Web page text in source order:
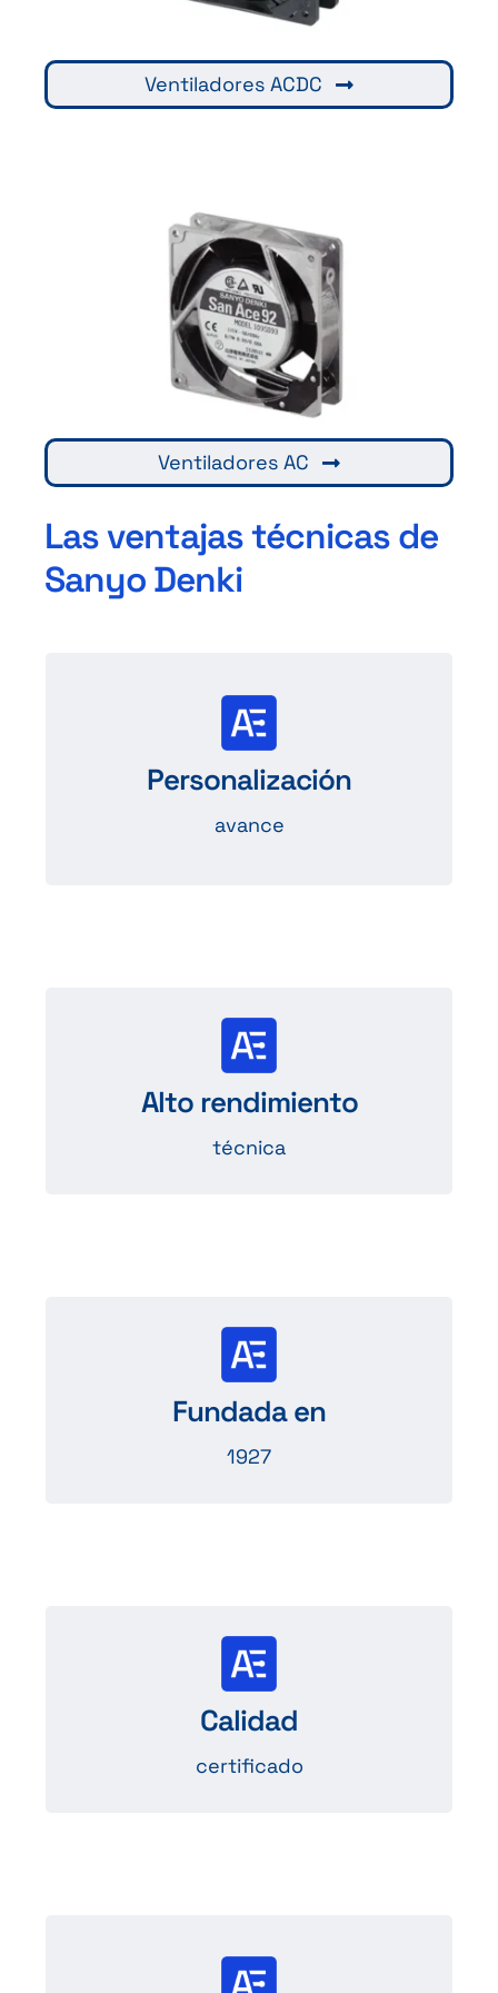
Ventiladores ACDC
Ventiladores AC
Las ventajas técnicas de
Sanyo Denki
Personalización
avance
Opciones de
personalización
como la longitud de los cables, la
adición de conectores…
Alto rendimiento
técnica
Diseñado para ofrecer
alta resistencia térmica, bajo
consumo energético…
Fundada en
1927
Pronto cumplirá 100 años
años en el mercado de la ventilación
y la refrigeración.
Calidad
certificado
Certificado UL y ROHS
y cumple las normas
medioambientales internacionales.
Sectores